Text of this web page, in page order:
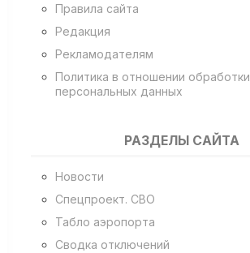
Правила сайта
Редакция
Рекламодателям
Политика в отношении обработки
персональных данных
РАЗДЕЛЫ САЙТА
Новости
Спецпроект. СВО
Табло аэропорта
Сводка отключений